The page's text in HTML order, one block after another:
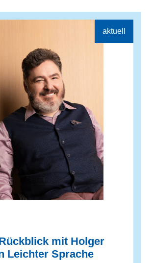
mit Holger
Leichter Sprache